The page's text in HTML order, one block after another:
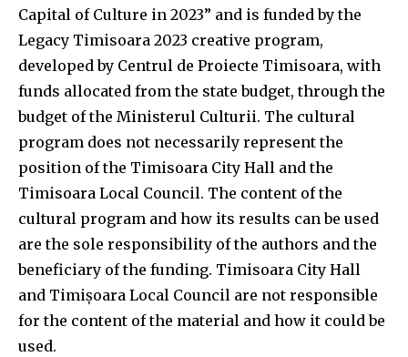
Capital of Culture in 2023” and is funded by the
Legacy Timisoara 2023 creative program,
developed by Centrul de Proiecte Timisoara, with
funds allocated from the state budget, through the
budget of the Ministerul Culturii. The cultural
program does not necessarily represent the
position of the Timisoara City Hall and the
Timisoara Local Council. The content of the
cultural program and how its results can be used
are the sole responsibility of the authors and the
beneficiary of the funding. Timisoara City Hall
and Timișoara Local Council are not responsible
for the content of the material and how it could be
used.